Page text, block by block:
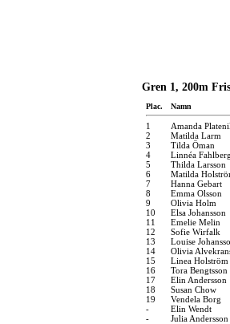
Gren 1, 200m
Plac. Namn
1 Amanda
2
Matilda Larm
3
Tilda Öman
4
Linnéa Fahlberg
5
Thilda Larsson
6
Matilda
7
Hanna Gebart
8
Emma Olsson
9
Olivia Holm
10
Elsa Johansson
11
Emelie Melin
12
Sofie Wirfalk
13
Louise
14
Olivia
15
Linea Holström
16
Tora Bengtsson
17
Elin Andersson
18
Susan Chow
19
Vendela Borg
-
Elin Wendt
-
Julia